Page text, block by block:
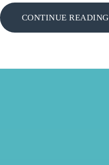
CONTINUE READING